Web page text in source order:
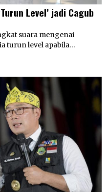
Level’ jadi Cagub
suara mengenai
turun level apabila…